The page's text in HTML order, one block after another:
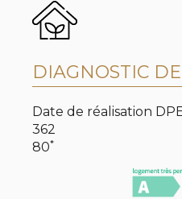
DIAGNOSTIC
Date de réalisation
362
80*